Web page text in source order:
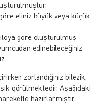
eliniz büyük veya küçük
göre oluşturulmuş
edinebileceğiniz
zorlandığınız bilezik,
görülmektedir. Aşağıdaki
hazırlanmıştır.